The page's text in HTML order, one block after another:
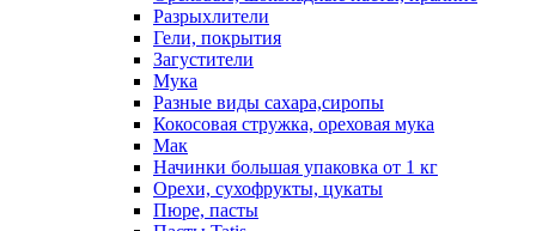
Разрыхлители
Гели, покрытия
Загустители
Мука
Разные виды сахара,сиропы
Кокосовая стружка, ореховая мука
Мак
Начинки большая упаковка от 1 кг
Орехи, сухофрукты, цукаты
Пюре, пасты